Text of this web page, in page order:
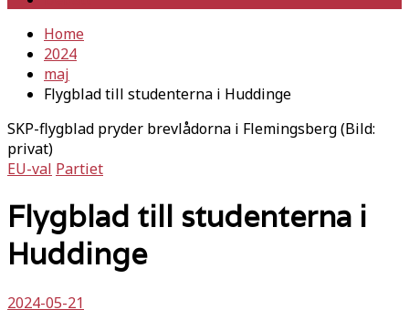
Home
2024
maj
Flygblad till studenterna i Huddinge
SKP-flygblad pryder brevlådorna i Flemingsberg (Bild:
privat)
EU-val Partiet
Flygblad till studenterna i
Huddinge
2024-05-21